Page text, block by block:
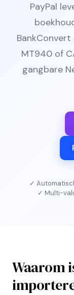
PayPal
MT940 of
gangbare
✓
✓ Multi-
Waarom